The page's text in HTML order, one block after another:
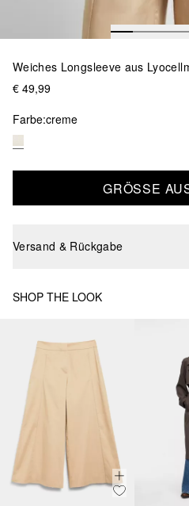
Weiches Longsleeve aus
€ 49,99
Farbe:creme
GRÖSSE
Versand & Rückgabe
SHOP THE LOOK